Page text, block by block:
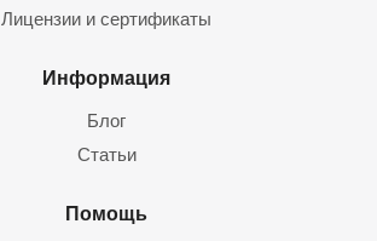
Лицензии и сертификаты
Информация
Блог
Статьи
Помощь